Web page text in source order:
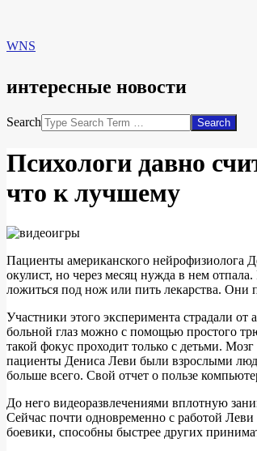
WNS
интересные новости
Search
Психологи давно
что к лучшему
Пациенты американского нейрофизиолога
окулист, но через месяц нужда в нем
ложиться под нож или пить лекарства. Они
Участники этого эксперимента страдали
больной глаз можно с помощью простого
такой фокус проходит только с детьми.
пациенты Дениса Леви были взрослыми
больше всего. Свой отчет о пользе
До него видеоразвлечениями вплотную
Сейчас почти одновременно с работой
боевики, способны быстрее других